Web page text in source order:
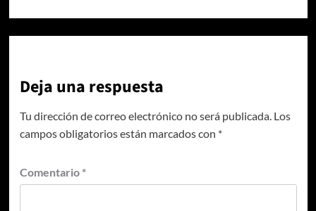
Deja una respuesta
Tu dirección de correo electrónico no será publicada. Los
campos obligatorios están marcados con *
Comentario *